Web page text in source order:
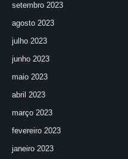
setembro 2023
agosto 2023
julho 2023
junho 2023
maio 2023
abril 2023
março 2023
fevereiro 2023
janeiro 2023